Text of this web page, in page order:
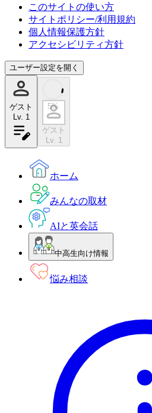
このサイトの使い方
サイトポリシー/利用規約
個人情報保護方針
アクセシビリティ方針
ユーザー設定を開く
ゲスト
Lv. 1
5%
ゲスト
Lv. 1
ホーム
みんなの取材
AIと英会話
中高生向け情報
悩み相談